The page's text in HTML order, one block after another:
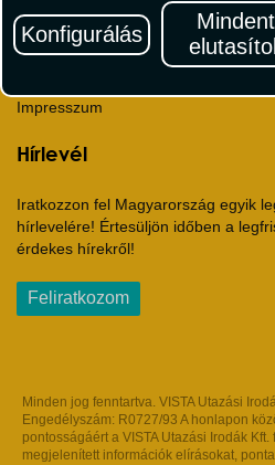
Konfigurálás
Mindent
Útlemondás-biztosítás Szerződési
Utasbiztosítás Szerződési Feltételek
Repülőjegy Szerződési Feltételek
Impresszum
Hírlevél
Iratkozzon fel Magyarország egyik
hírlevelére! Értesüljön időben a
érdekes hírekről!
Feliratkozom
Minden jog fenntartva. VISTA Utazási
Engedélyszám: R0727/93 A honlapon
pontosságáért a VISTA Utazási Irodák
megjelenített információk elírásokat,